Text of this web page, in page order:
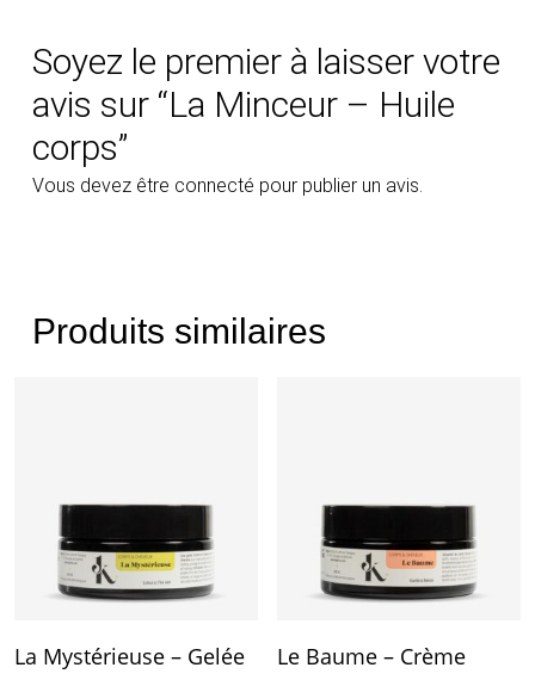
Soyez le premier à laisser votre
avis sur “La Minceur – Huile
corps”
Vous devez être connecté pour publier un avis.
Produits similaires
Ajouter Au Panier
La Mystérieuse – Gelée
Ajouter Au Panier
Le Baume – Crème